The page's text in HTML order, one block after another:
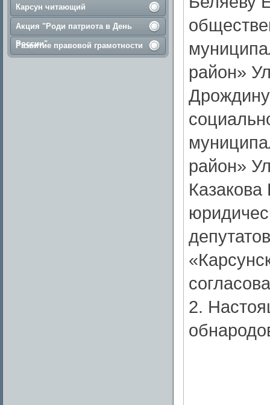
Карсун читающий
Акция "Роди патриота в День
России"
Развитие правовой грамотности
район»
район»
2.